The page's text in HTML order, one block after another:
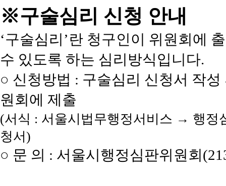
※구술심리 신청 안내
‘구술심리’란 청구인이 위원회에
수 있도록 하는 심리방식입니다.
○ 신청방법 : 구술심리 신청서 작
원회에 제출
(서식 : 서울시법무행정서비스 → 행
청서)
○ 문 의 : 서울시행정심판위원회